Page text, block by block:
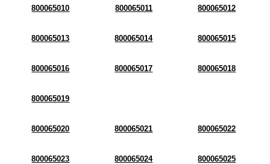
800065010 800065011 800065012
800065013 800065014 800065015
800065016 800065017 800065018
800065019
800065020 800065021 800065022
800065023 800065024 800065025